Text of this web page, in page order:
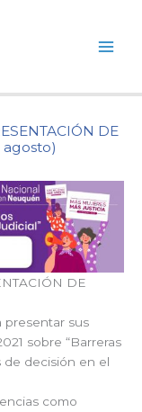
DE
agosto)
DE
presentar sus
sobre “Barreras
de decisión en el
como